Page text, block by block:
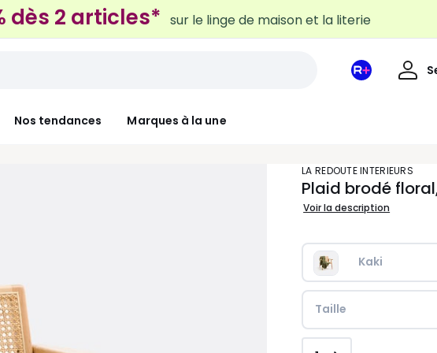
dès 2 articles* sur le linge de maison et la literie
Nos tendances Marques à la une
Mon
LA REDOUTE INTERIEURS
Plaid brodé
Voir la description
Kaki
Taille